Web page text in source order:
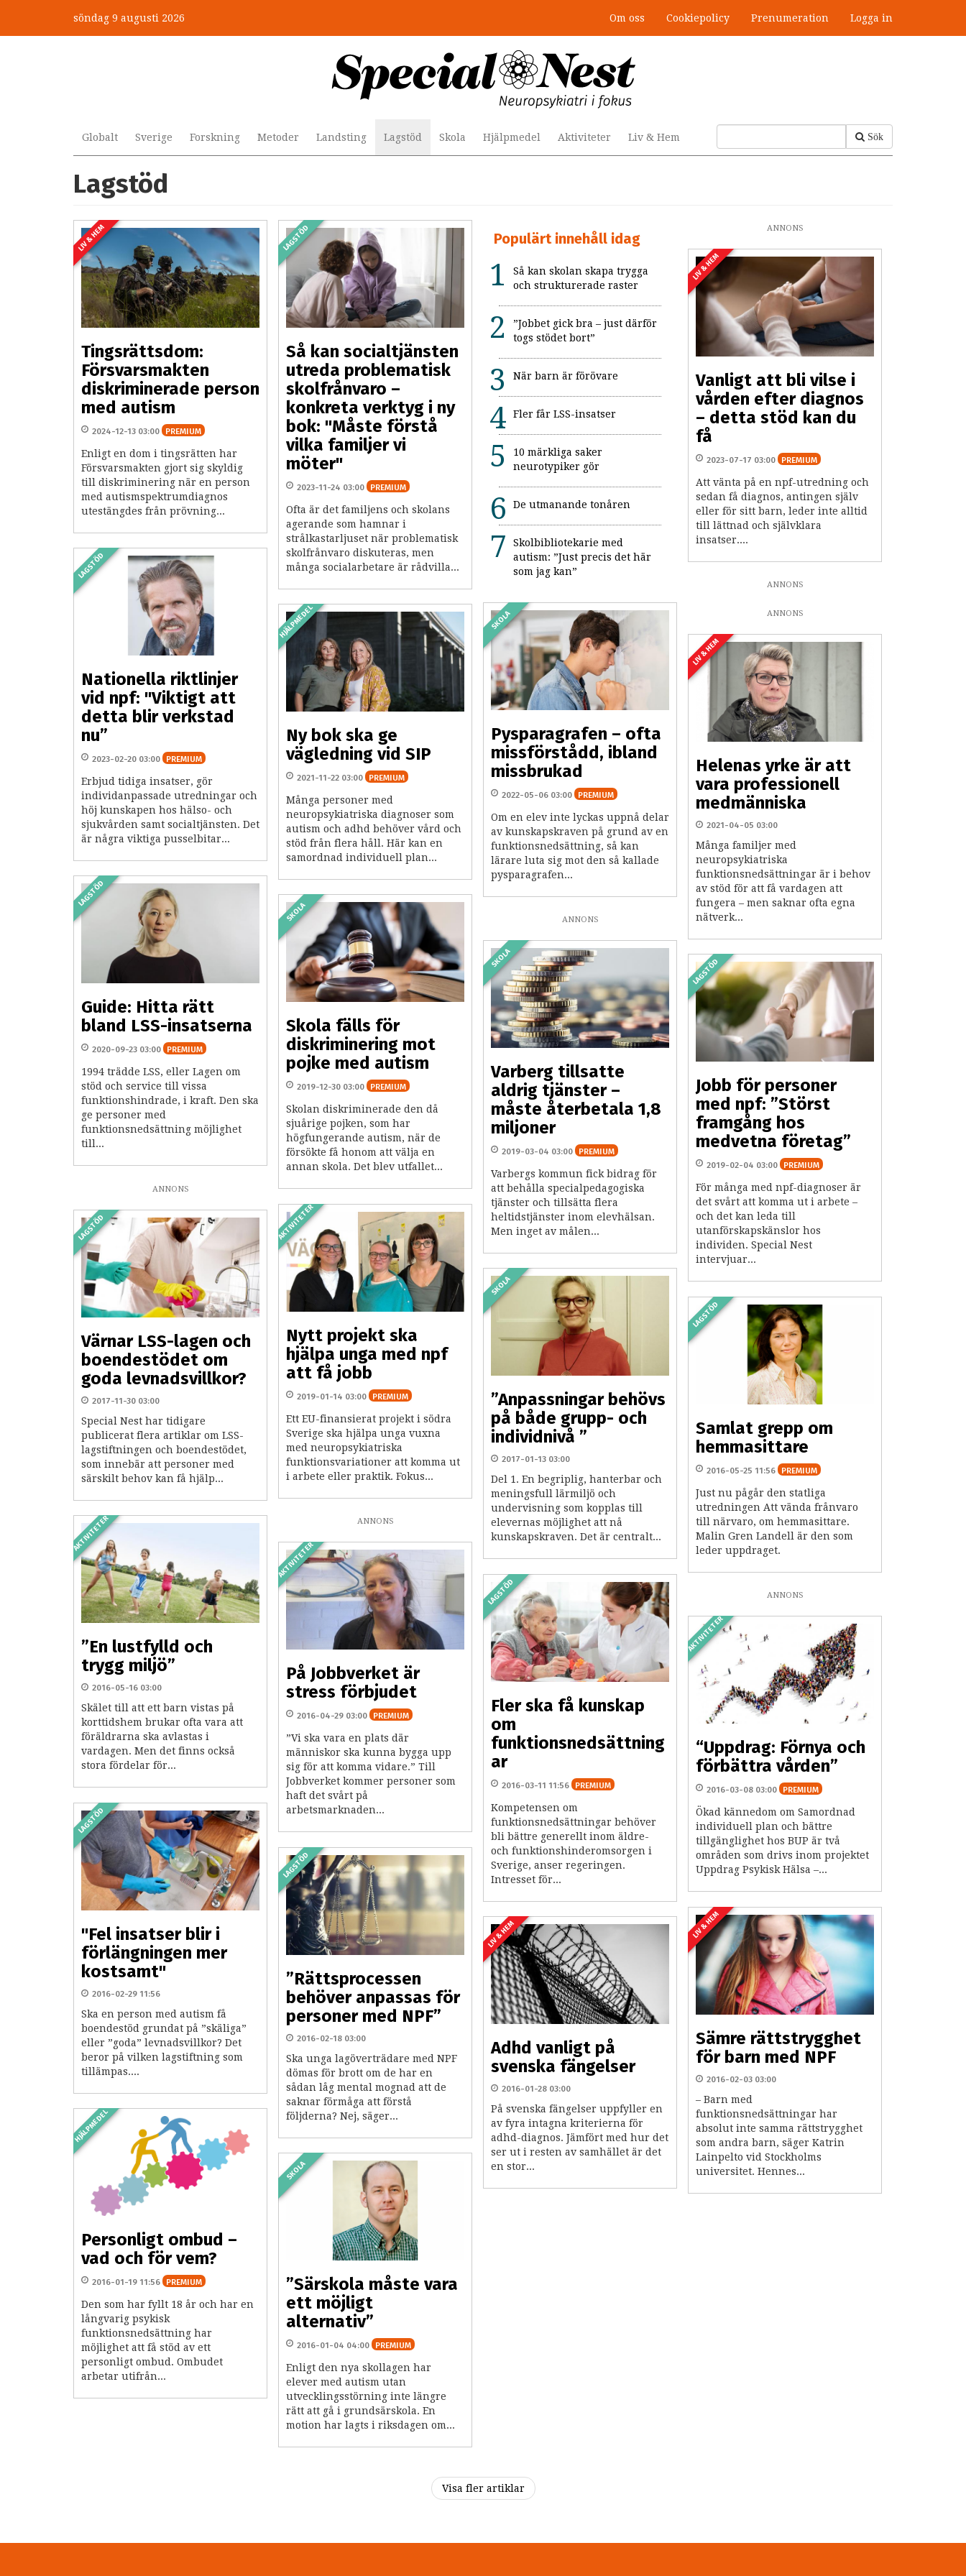
huvudinnehåll
söndag 9 augusti 2026 Om oss Cookiepolicy Prenumeration Logga in
Sök
Globalt Sverige Forskning Metoder Landsting Lagstöd Skola Hjälpmedel Aktiviteter Liv & Hem
Lagstöd
LIV & HEM
Tingsrättsdom:
Försvarsmakten
diskriminerade person
med autism
2024-12-13 03:00 PREMIUM
Enligt en dom i tingsrätten har
Försvarsmakten gjort sig skyldig
till diskriminering när en person
med autismspektrumdiagnos
utestängdes från prövning...
LAGSTÖD
Så kan socialtjänsten
utreda problematisk
skolfrånvaro –
konkreta verktyg i ny
bok: "Måste förstå
vilka familjer vi
möter"
2023-11-24 03:00 PREMIUM
Ofta är det familjens och skolans
agerande som hamnar i
strålkastarljuset när problematisk
skolfrånvaro diskuteras, men
många socialarbetare är rådvilla...
Populärt innehåll idag
Så kan skolan skapa trygga
och strukturerade raster
”Jobbet gick bra – just därför
togs stödet bort”
När barn är förövare
Fler får LSS-insatser
10 märkliga saker
neurotypiker gör
De utmanande tonåren
Skolbibliotekarie med
autism: ”Just precis det här
som jag kan”
ANNONS
LIV & HEM
Vanligt att bli vilse i
vården efter diagnos
– detta stöd kan du
få
2023-07-17 03:00 PREMIUM
Att vänta på en npf-utredning och
sedan få diagnos, antingen själv
eller för sitt barn, leder inte alltid
till lättnad och självklara
insatser....
LAGSTÖD
Nationella riktlinjer
vid npf: "Viktigt att
detta blir verkstad
nu”
2023-02-20 03:00 PREMIUM
Erbjud tidiga insatser, gör
individanpassade utredningar och
höj kunskapen hos hälso- och
sjukvården samt socialtjänsten. Det
är några viktiga pusselbitar...
ANNONS
SKOLA
Pysparagrafen – ofta
missförstådd, ibland
missbrukad
2022-05-06 03:00 PREMIUM
Om en elev inte lyckas uppnå delar
av kunskapskraven på grund av en
funktionsnedsättning, så kan
lärare luta sig mot den så kallade
pysparagrafen...
HJÄLPMEDEL
Ny bok ska ge
vägledning vid SIP
2021-11-22 03:00 PREMIUM
Många personer med
neuropsykiatriska diagnoser som
autism och adhd behöver vård och
stöd från flera håll. Här kan en
samordnad individuell plan...
ANNONS
LIV & HEM
Helenas yrke är att
vara professionell
medmänniska
2021-04-05 03:00
Många familjer med
neuropsykiatriska
funktionsnedsättningar är i behov
av stöd för att få vardagen att
fungera – men saknar ofta egna
nätverk...
LAGSTÖD
Guide: Hitta rätt
bland LSS-insatserna
2020-09-23 03:00 PREMIUM
1994 trädde LSS, eller Lagen om
stöd och service till vissa
funktionshindrade, i kraft. Den ska
ge personer med
funktionsnedsättning möjlighet
till...
SKOLA
Skola fälls för
diskriminering mot
pojke med autism
2019-12-30 03:00 PREMIUM
Skolan diskriminerade den då
sjuårige pojken, som har
högfungerande autism, när de
försökte få honom att välja en
annan skola. Det blev utfallet...
ANNONS
SKOLA
Varberg tillsatte
aldrig tjänster –
måste återbetala 1,8
miljoner
2019-03-04 03:00 PREMIUM
Varbergs kommun fick bidrag för
att behålla specialpedagogiska
tjänster och tillsätta flera
heltidstjänster inom elevhälsan.
Men inget av målen...
LAGSTÖD
Jobb för personer
med npf: ”Störst
framgång hos
medvetna företag”
2019-02-04 03:00 PREMIUM
För många med npf-diagnoser är
det svårt att komma ut i arbete –
och det kan leda till
utanförskapskänslor hos
individen. Special Nest
intervjuar...
ANNONS
AKTIVITETER
Nytt projekt ska
hjälpa unga med npf
att få jobb
2019-01-14 03:00 PREMIUM
Ett EU-finansierat projekt i södra
Sverige ska hjälpa unga vuxna
med neuropsykiatriska
funktionsvariationer att komma ut
i arbete eller praktik. Fokus...
LAGSTÖD
Värnar LSS-lagen och
boendestödet om
goda levnadsvillkor?
2017-11-30 03:00
Special Nest har tidigare
publicerat flera artiklar om LSS-
lagstiftningen och boendestödet,
som innebär att personer med
särskilt behov kan få hjälp...
SKOLA
”Anpassningar behövs
på både grupp- och
individnivå ”
2017-01-13 03:00
Del 1. En begriplig, hanterbar och
meningsfull lärmiljö och
undervisning som kopplas till
elevernas möjlighet att nå
kunskapskraven. Det är centralt...
LAGSTÖD
Samlat grepp om
hemmasittare
2016-05-25 11:56 PREMIUM
Just nu pågår den statliga
utredningen Att vända frånvaro
till närvaro, om hemmasittare.
Malin Gren Landell är den som
leder uppdraget.
ANNONS
AKTIVITETER
”En lustfylld och
trygg miljö”
2016-05-16 03:00
Skälet till att ett barn vistas på
korttidshem brukar ofta vara att
föräldrarna ska avlastas i
vardagen. Men det finns också
stora fördelar för...
AKTIVITETER
På Jobbverket är
stress förbjudet
2016-04-29 03:00 PREMIUM
”Vi ska vara en plats där
människor ska kunna bygga upp
sig för att komma vidare.” Till
Jobbverket kommer personer som
haft det svårt på
arbetsmarknaden...
LAGSTÖD
Fler ska få kunskap
om
funktionsnedsättning
ar
2016-03-11 11:56 PREMIUM
Kompetensen om
funktionsnedsättningar behöver
bli bättre generellt inom äldre-
och funktionshinderomsorgen i
Sverige, anser regeringen.
Intresset för...
ANNONS
AKTIVITETER
“Uppdrag: Förnya och
förbättra vården”
2016-03-08 03:00 PREMIUM
Ökad kännedom om Samordnad
individuell plan och bättre
tillgänglighet hos BUP är två
områden som drivs inom projektet
Uppdrag Psykisk Hälsa –...
LAGSTÖD
"Fel insatser blir i
förlängningen mer
kostsamt"
2016-02-29 11:56
Ska en person med autism få
boendestöd grundat på ”skäliga”
eller ”goda” levnadsvillkor? Det
beror på vilken lagstiftning som
tillämpas....
LAGSTÖD
”Rättsprocessen
behöver anpassas för
personer med NPF”
2016-02-18 03:00
Ska unga lagöverträdare med NPF
dömas för brott om de har en
sådan låg mental mognad att de
saknar förmåga att förstå
följderna? Nej, säger...
LIV & HEM
Sämre rättstrygghet
för barn med NPF
2016-02-03 03:00
– Barn med
funktionsnedsättningar har
absolut inte samma rättstrygghet
som andra barn, säger Katrin
Lainpelto vid Stockholms
universitet. Hennes...
LIV & HEM
Adhd vanligt på
svenska fängelser
2016-01-28 03:00
På svenska fängelser uppfyller en
av fyra intagna kriterierna för
adhd-diagnos. Jämfört med hur det
ser ut i resten av samhället är det
en stor...
HJÄLPMEDEL
Personligt ombud –
vad och för vem?
2016-01-19 11:56 PREMIUM
Den som har fyllt 18 år och har en
långvarig psykisk
funktionsnedsättning har
möjlighet att få stöd av ett
personligt ombud. Ombudet
arbetar utifrån...
SKOLA
”Särskola måste vara
ett möjligt
alternativ”
2016-01-04 04:00 PREMIUM
Enligt den nya skollagen har
elever med autism utan
utvecklingsstörning inte längre
rätt att gå i grundsärskola. En
motion har lagts i riksdagen om...
Visa fler artiklar